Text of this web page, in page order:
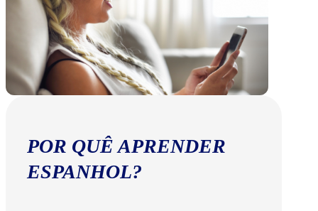
POR QUÊ APRENDER
ESPANHOL?